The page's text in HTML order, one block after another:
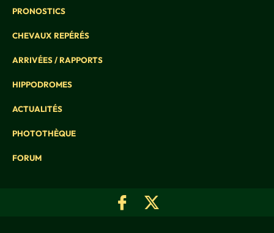
PRONOSTICS
CHEVAUX REPÉRÉS
ARRIVÉES / RAPPORTS
HIPPODROMES
ACTUALITÉS
PHOTOTHÈQUE
FORUM